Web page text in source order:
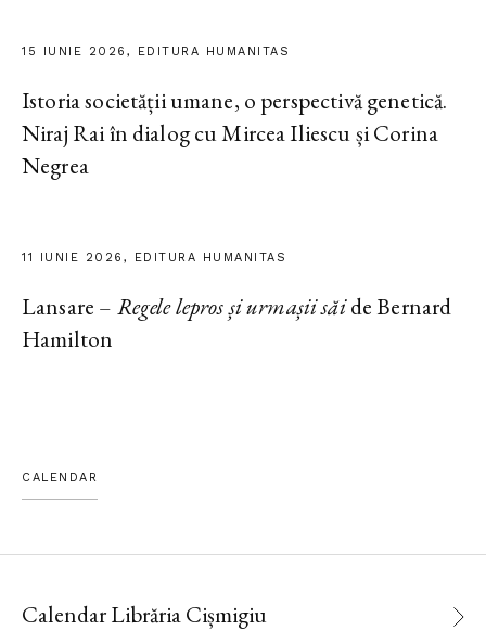
15 IUNIE 2026, EDITURA HUMANITAS
Istoria societății umane, o perspectivă genetică.
Niraj Rai în dialog cu Mircea Iliescu și Corina
Negrea
11 IUNIE 2026, EDITURA HUMANITAS
Lansare – Regele lepros și urmașii săide Bernard
Hamilton
CALENDAR
Calendar Librăria Cișmigiu